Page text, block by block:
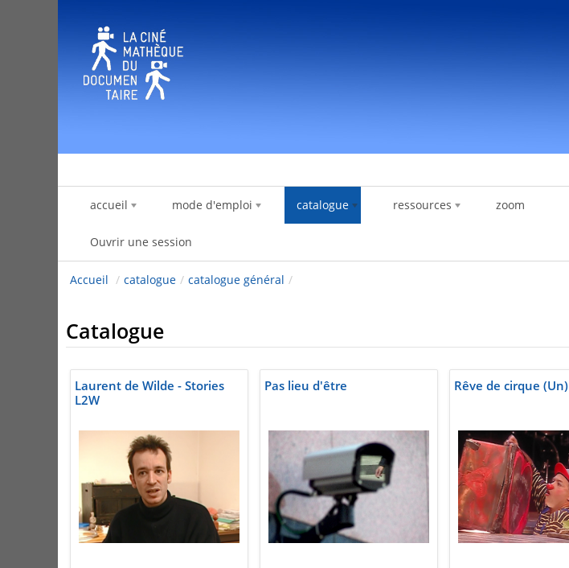
accueil mode d'emploi catalogue ressources zoom
Ouvrir une session
Accueil / catalogue / catalogue général /
Catalogue
Laurent de Wilde - Stories
L2W
Pas lieu d'être Rêve de cirque (Un)